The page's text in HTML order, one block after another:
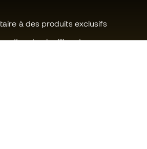
à des produits exclusifs
d’un demi-million de